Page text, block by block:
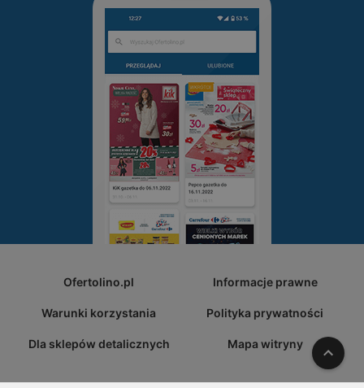
Ofertolino.pl Informacje prawne
Warunki korzystania Polityka prywatności
Dla sklepów detalicznych Mapa witryny W